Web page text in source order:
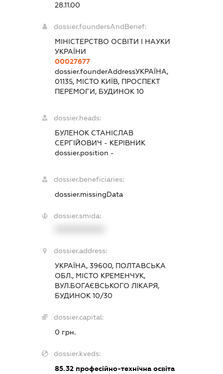
28.11.00
dossier.foundersAndBenef:
МІНІСТЕРСТВО ОСВІТИ І НАУКИ
УКРАЇНИ
00027677
dossier.founderAddressУКРАЇНА,
01135, МІСТО КИЇВ, ПРОСПЕКТ
ПЕРЕМОГИ, БУДИНОК 10
dossier.heads:
БУЛЕНОК СТАНІСЛАВ
СЕРГІЙОВИЧ - КЕРІВНИК
dossier.position -
dossier.beneficiaries:
dossier.missingData
dossier.smida:
dossier.address:
УКРАЇНА, 39600, ПОЛТАВСЬКА
ОБЛ., МІСТО КРЕМЕНЧУК,
ВУЛ.БОГАЄВСЬКОГО ЛІКАРЯ,
БУДИНОК 10/30
dossier.capital:
0 грн.
dossier.kveds:
85.32 професійно-технічна освіта